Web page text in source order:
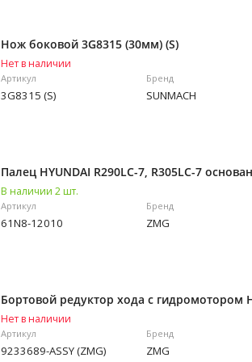
Нож боковой 3G8315 (30мм) (S)
Нет в наличии
Артикул
3G8315 (S)
Бренд
SUNMACH
Палец HYUNDAI R290LC-7, R305LC-7
В наличии 2 шт.
Артикул
61N8-12010
Бренд
ZMG
Бортовой редуктор хода c гидромотором
Нет в наличии
Артикул
9233689-ASSY (ZMG)
Бренд
ZMG